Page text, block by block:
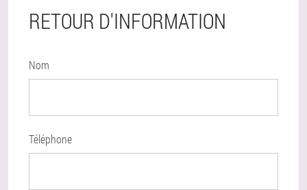
RETOUR D'INFORMATION
Nom
Téléphone